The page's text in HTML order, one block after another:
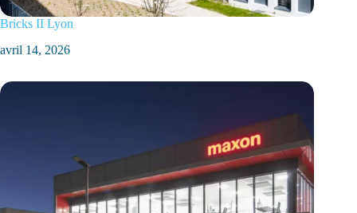
Bricks II Lyon
avril 14, 2026